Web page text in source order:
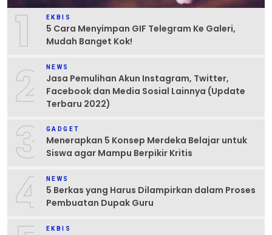
1 EKBIS
5 Cara Menyimpan GIF Telegram Ke Galeri,
Mudah Banget Kok!
2 NEWS
Jasa Pemulihan Akun Instagram, Twitter,
Facebook dan Media Sosial Lainnya (Update
Terbaru 2022)
3 GADGET
Menerapkan 5 Konsep Merdeka Belajar untuk
Siswa agar Mampu Berpikir Kritis
4 NEWS
5 Berkas yang Harus Dilampirkan dalam Proses
Pembuatan Dupak Guru
EKBIS